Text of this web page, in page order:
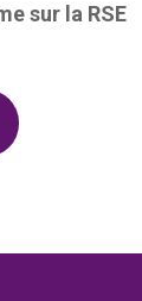
sur la RSE